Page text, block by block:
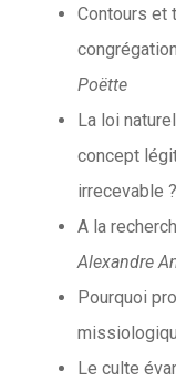
Contours et
Poëtte
La loi
concept
irrecevable
A la
Alexandre
Pourquoi
Le culte